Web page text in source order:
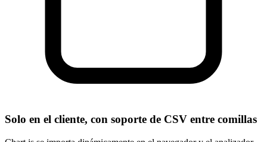
Solo en el cliente, con soporte de CSV entre comillas